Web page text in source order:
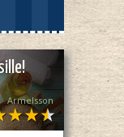
Armelsson